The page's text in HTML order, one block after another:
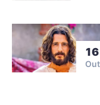
16
Out